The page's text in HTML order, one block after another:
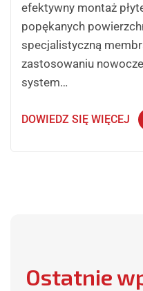
efektywny montaż
popękanych
specjalistyczną
zastosowaniu
system…
DOWIEDZ SIĘ WIĘCEJ
Ostatnie